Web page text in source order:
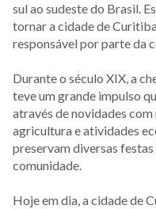
sul ao sudeste do Brasil.
tornar a cidade de
responsável por parte da
Durante o século XIX, a
teve um grande impulso
através de novidades
agricultura e atividades
preservam diversas
comunidade.
Hoje em dia, a cidade de